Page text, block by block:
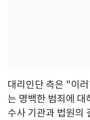
대리인단 측은 "이
는 명백한 범죄에
수사 기관과 법원의